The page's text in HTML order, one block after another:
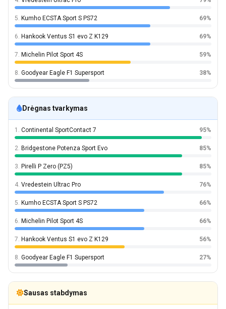
5. Kumho ECSTA Sport S PS72 69%
6. Hankook Ventus S1 evo Z K129 69%
7. Michelin Pilot Sport 4S 59%
8. Goodyear Eagle F1 Supersport 38%
Drėgnas tvarkymas
1. Continental SportContact 7 95%
2. Bridgestone Potenza Sport Evo 85%
3. Pirelli P Zero (PZ5) 85%
4. Vredestein Ultrac Pro 76%
5. Kumho ECSTA Sport S PS72 66%
6. Michelin Pilot Sport 4S 66%
7. Hankook Ventus S1 evo Z K129 56%
8. Goodyear Eagle F1 Supersport 27%
Sausas stabdymas